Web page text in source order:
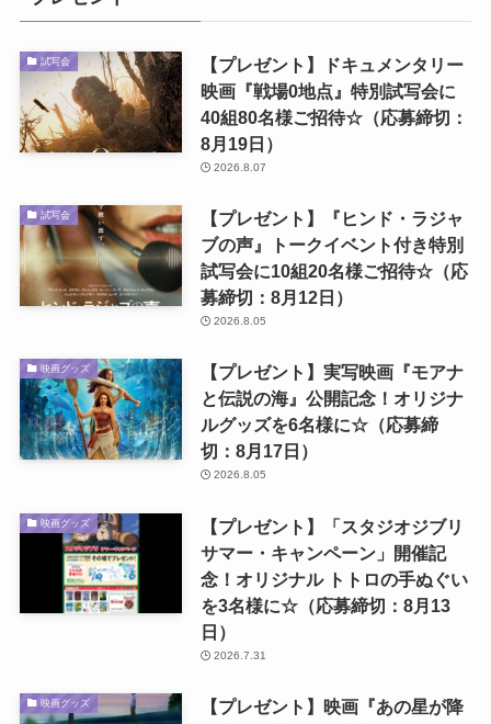
試写会
【プレゼント】ドキュメンタリー
映画『戦場0地点』特別試写会に
40組80名様ご招待☆（応募締切：
8月19日）
2026.8.07
試写会
【プレゼント】『ヒンド・ラジャ
ブの声』トークイベント付き特別
試写会に10組20名様ご招待☆（応
募締切：8月12日）
2026.8.05
映画グッズ
【プレゼント】実写映画『モアナ
と伝説の海』公開記念！オリジナ
ルグッズを6名様に☆（応募締
切：8月17日）
2026.8.05
映画グッズ
【プレゼント】「スタジオジブリ
サマー・キャンペーン」開催記
念！オリジナル トトロの手ぬぐい
を3名様に☆（応募締切：8月13
日）
2026.7.31
映画グッズ
【プレゼント】映画『あの星が降